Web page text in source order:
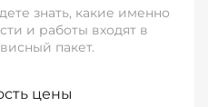
знать, какие именно
и работы входят в
пакет.
цены